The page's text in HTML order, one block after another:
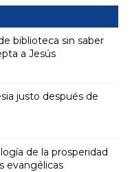
biblioteca sin saber
a Jesús
justo después de
de la prosperidad
evangélicas